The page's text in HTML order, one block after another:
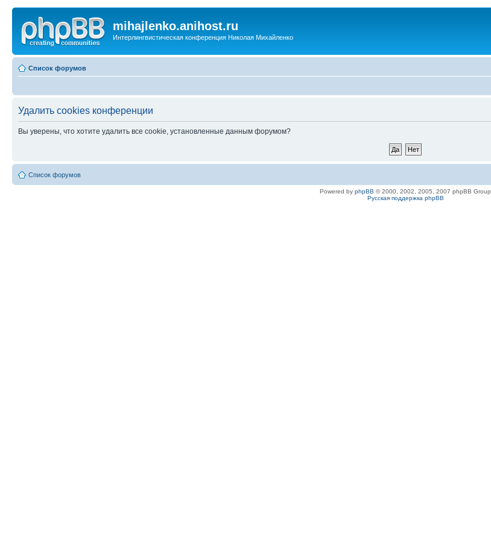
mihajlenko.anihost.ru
Интерлингвистическая конференция Николая Михайленко
Список форумов
Удалить cookies конференции
Вы уверены, что хотите удалить все cookie, установленные данным форумом?
Список форумов
Powered by phpBB © 2000, 2002, 2005, 2007 phpBB Group
Русская поддержка phpBB